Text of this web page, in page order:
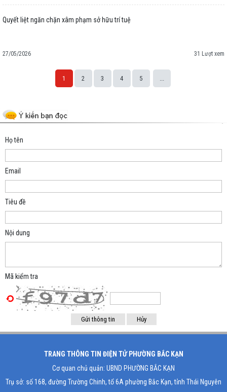
Quyết liệt ngăn chặn xâm phạm sở hữu trí tuệ
27/05/2026 31 Lượt xem
1 2 3 4 5 ...
Họ tên
Email
Tiêu đề
Nội dung
Mã kiểm tra
TRANG THÔNG TIN ĐIỆN TỬ PHƯỜNG BẮC KẠN
Cơ quan chủ quản: UBND PHƯỜNG BẮC KẠN
Trụ sở: số 168, đường Trường Chinh, tổ 6A phường Bắc Kạn, tỉnh Thái Nguyên